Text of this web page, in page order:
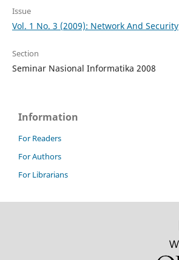
Issue
Vol. 1 No. 3 (2009): Network And Security
Section
Seminar Nasional Informatika 2008
Information
For Readers
For Authors
For Librarians